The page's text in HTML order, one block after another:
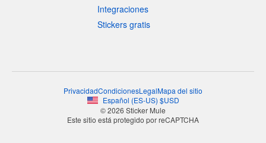
Integraciones
Stickers gratis
PrivacidadCondicionesLegalMapa del sitio
Español (ES-US) $USD
© 2026 Sticker Mule
Este sitio está protegido por reCAPTCHA